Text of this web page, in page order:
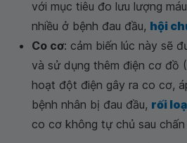
với mục tiêu đo lưu lượng
nhiều ở bệnh đau đầu, hội
Co cơ: cảm biến lúc này sẽ
và sử dụng thêm điện cơ đồ
hoạt đột điện gây ra co cơ,
bệnh nhân bị đau đầu, rối
co cơ không tự chủ sau